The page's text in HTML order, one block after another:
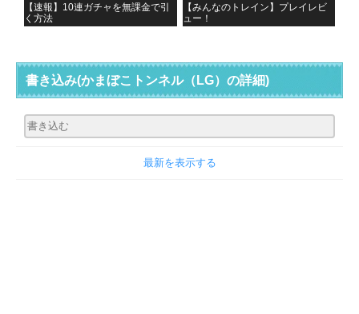
【速報】10連ガチャを無課金で引
く方法
【みんなのトレイン】プレイレビ
ュー！
書き込み(かまぼこトンネル（LG）の詳細)
最新を表示する